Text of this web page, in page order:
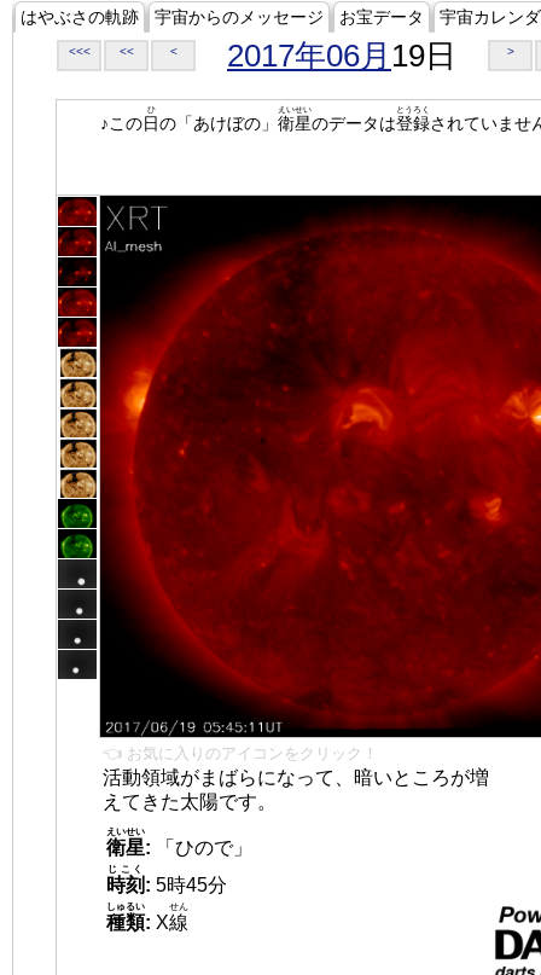
はやぶさの軌跡 宇宙からのメッセージ お宝データ 宇宙カレン
<<< << < 2017年06月 19日 >
♪この日
ひ
の「あけぼの」 衛星
えいせい
のデータは登録
とうろく
されていませ
👈 お気に入りのアイコンをクリック！
活動領域がまばらになって、暗いところが増
えてきた太陽です。
衛星
えいせい
:
「ひので」
時刻
じこく
: 5時45分
種類
しゅるい
: X線
せん